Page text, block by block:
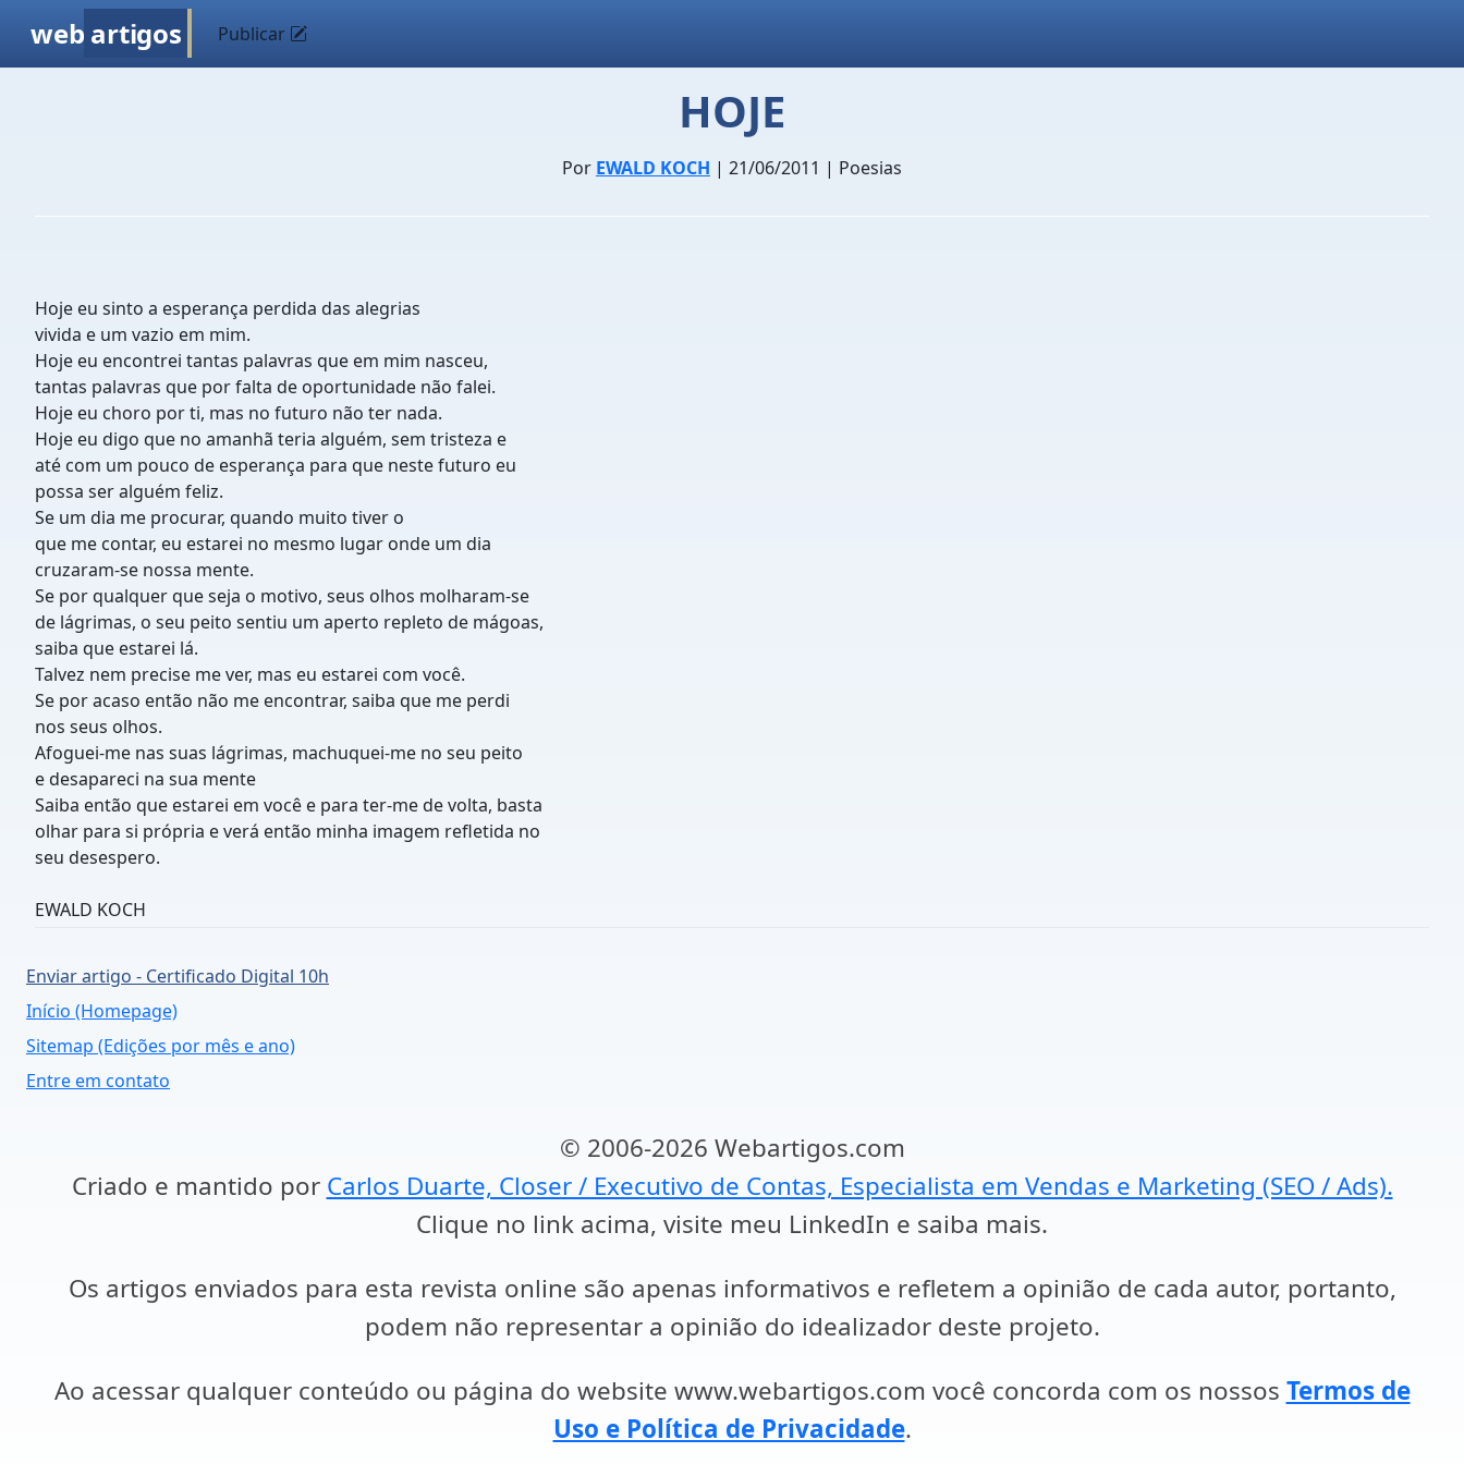
web artigos Publicar
HOJE
Por EWALD KOCH | 21/06/2011 | Poesias
Hoje eu sinto a esperança perdida das alegrias
vivida e um vazio em mim.
Hoje eu encontrei tantas palavras que em mim nasceu,
tantas palavras que por falta de oportunidade não falei.
Hoje eu choro por ti, mas no futuro não ter nada.
Hoje eu digo que no amanhã teria alguém, sem tristeza e
até com um pouco de esperança para que neste futuro eu
possa ser alguém feliz.
Se um dia me procurar, quando muito tiver o
que me contar, eu estarei no mesmo lugar onde um dia
cruzaram-se nossa mente.
Se por qualquer que seja o motivo, seus olhos molharam-se
de lágrimas, o seu peito sentiu um aperto repleto de mágoas,
saiba que estarei lá.
Talvez nem precise me ver, mas eu estarei com você.
Se por acaso então não me encontrar, saiba que me perdi
nos seus olhos.
Afoguei-me nas suas lágrimas, machuquei-me no seu peito
e desapareci na sua mente
Saiba então que estarei em você e para ter-me de volta, basta
olhar para si própria e verá então minha imagem refletida no
seu desespero.
EWALD KOCH
Enviar artigo - Certificado Digital 10h
Início (Homepage)
Sitemap (Edições por mês e ano)
Entre em contato
© 2006-2026 Webartigos.com
Criado e mantido por Carlos Duarte, Closer / Executivo de Contas, Especialista em Vendas e Marketing (SEO / Ads).
Clique no link acima, visite meu LinkedIn e saiba mais.
Os artigos enviados para esta revista online são apenas informativos e refletem a opinião de cada autor, portanto,
podem não representar a opinião do idealizador deste projeto.
Ao acessar qualquer conteúdo ou página do website www.webartigos.com você concorda com os nossos Termos de
Uso e Política de Privacidade.